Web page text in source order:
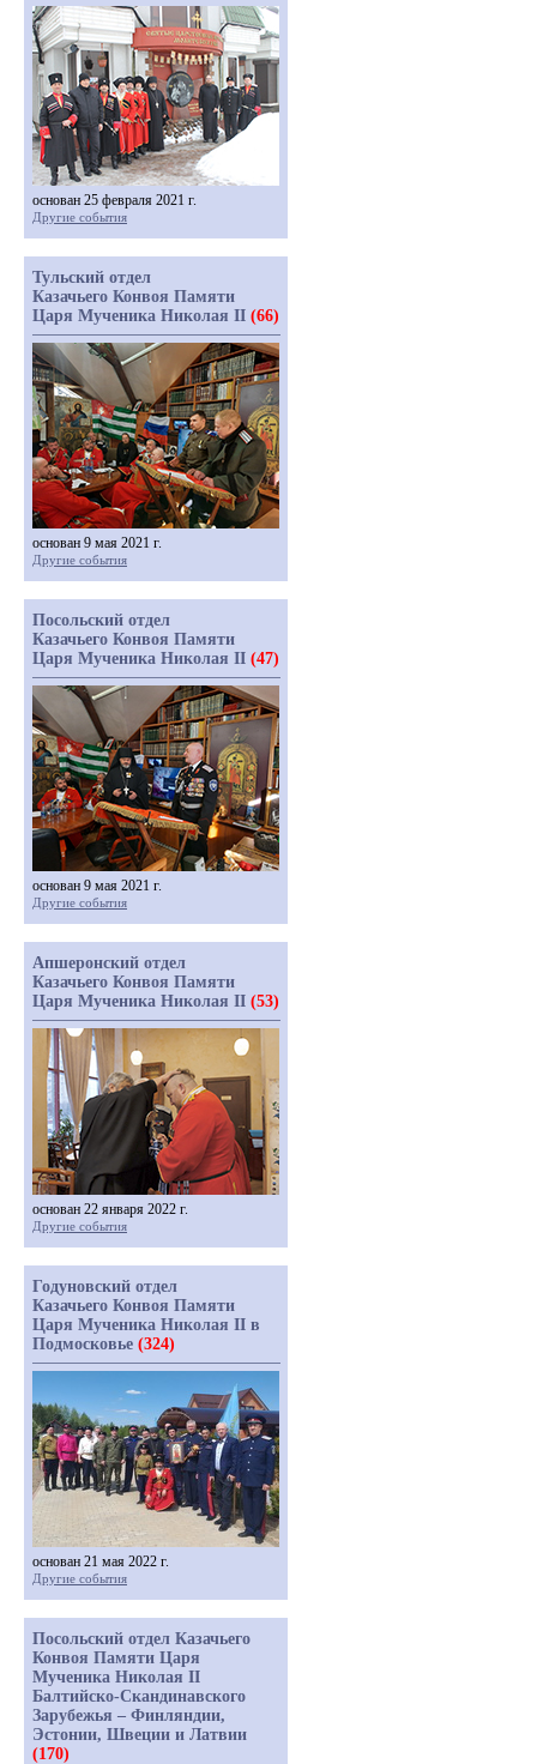
основан 25 февраля 2021 г.
Другие события
Тульский отдел
Казачьего Конвоя Памяти
Царя Мученика Николая II (66)
основан 9 мая 2021 г.
Другие события
Посольский отдел
Казачьего Конвоя Памяти
Царя Мученика Николая II (47)
основан 9 мая 2021 г.
Другие события
Апшеронский отдел
Казачьего Конвоя Памяти
Царя Мученика Николая II (53)
основан 22 января 2022 г.
Другие события
Годуновский отдел
Казачьего Конвоя Памяти
Царя Мученика Николая II в
Подмосковье (324)
основан 21 мая 2022 г.
Другие события
Посольский отдел Казачьего
Конвоя Памяти Царя
Мученика Николая II
Балтийско-Скандинавского
Зарубежья – Финляндии,
Эстонии, Швеции и Латвии
(170)